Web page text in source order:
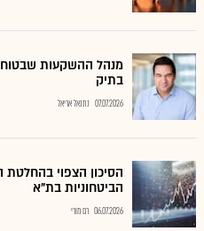
מנהל ההשקעות
בתיק
07.07.2026 נתנאל אריאל
הסיכון הצפוי בהחלטת
הביטחוניות בת"א
06.07.2026 רם מורי